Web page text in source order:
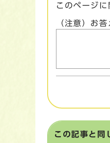
このページ
（注意）お
この記事と同